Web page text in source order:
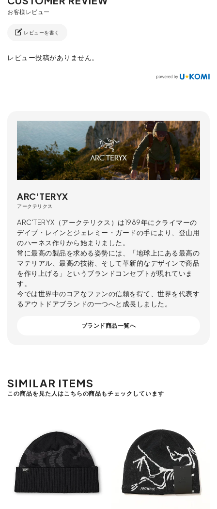
レビューを書く
レビュー投稿がありません。
ARC'TERYX
アークテリクス
ARC'TERYX（アークテリクス）は1989年にクライマーの
デイブ・レインとジェレミー・ガードの手により、登山用
のハーネス作りから始まりました。
常に最高の製品を求める姿勢には、「地球上にある最高の
マテリアル、最高の技術、そして革新的なデザインで商品
を作り上げる」というブランドコンセプトが現れていま
す。
今では世界中のコアなファンの信頼を得て、世界を代表す
るアウトドアブランドの一つへと成長しました。
ブランド商品一覧へ
SIMILAR ITEMS
この商品を見た人はこちらの商品もチェックしています